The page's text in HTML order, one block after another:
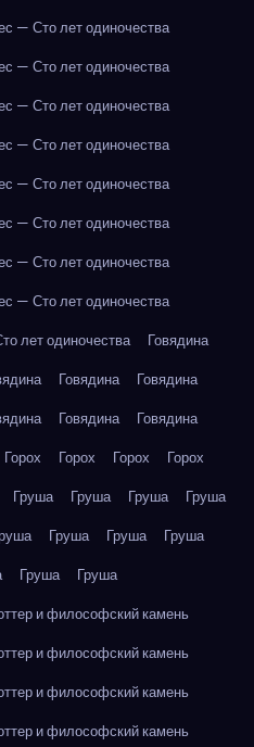
— Сто лет одиночества
— Сто лет одиночества
— Сто лет одиночества
— Сто лет одиночества
— Сто лет одиночества
— Сто лет одиночества
— Сто лет одиночества
— Сто лет одиночества
лет одиночества
Говядина
Говядина
Говядина
Говядина
Говядина
Горох Горох Горох
Горох
Груша Груша Груша
Груша
Груша Груша
Груша
Груша
Груша
и философский камень
и философский камень
и философский камень
и философский камень